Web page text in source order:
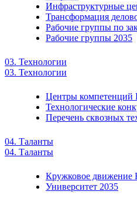
Инфраструктурные
Трансформация
Рабочие группы по
Рабочие группы 2035
03. Технологии
03. Технологии
Центры
Технологические
Перечень сквозных
04. Таланты
04. Таланты
Кружковое
Университет 2035